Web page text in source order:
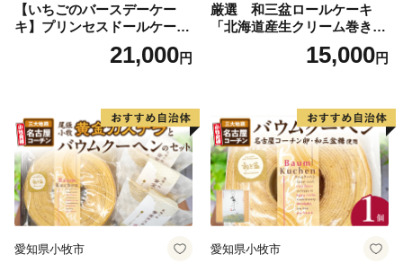
【いちごのバースデーケー
キ】プリンセスドールケーキ
日時指定可 スイーツ デザー
ト 洋菓子 お取り寄せ 愛知県
デコレーションケーキ ホー
ルケーキ 人形 かわいい こど
も
21,000円
厳選 和三盆ロールケーキ
「北海道産生クリーム巻き」
または「北海道産粒あん巻
き」（サイズ：レギュラー）
凍 愛知県 小牧市 アンプチベ
アやぐま
15,000円
愛知県小牧市 愛知県小牧市